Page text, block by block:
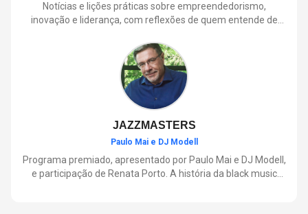
Notícias e lições práticas sobre empreendedorismo,
inovação e liderança, com reflexões de quem entende de
JAZZMASTERS
Paulo Mai e DJ Modell
Programa premiado, apresentado por Paulo Mai e DJ Modell,
e participação de Renata Porto. A história da black music